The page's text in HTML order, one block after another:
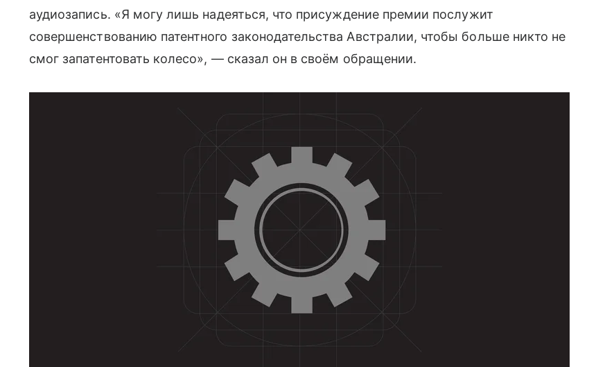
аудиозапись. «Я могу лишь надеяться, что присуждение премии послужит
совершенствованию патентного законодательства Австралии, чтобы больше никто не
смог запатентовать колесо», — сказал он в своём обращении.